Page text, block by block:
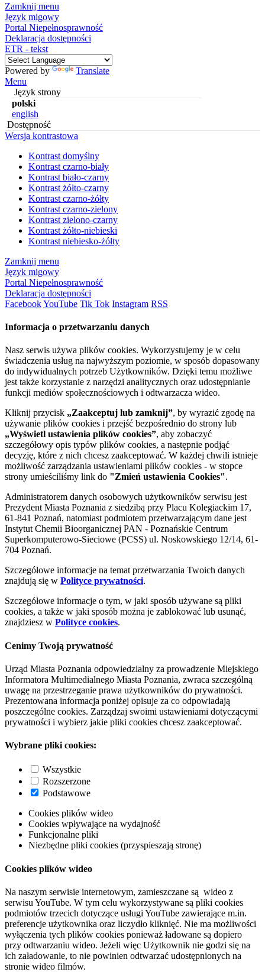
Zamknij menu
Język migowy
Portal Niepełnosprawność
Deklaracja dostępności
ETR - tekst
Powered by
Translate
Menu
Język strony
polski
english
Dostępność
Wersja kontrastowa
Kontrast domyślny
Kontrast czarno-biały
Kontrast biało-czarny
Kontrast żółto-czarny
Kontrast czarno-żółty
Kontrast czarno-zielony
Kontrast zielono-czarny
Kontrast żółto-niebieski
Kontrast niebiesko-żółty
Zamknij menu
Język migowy
Portal Niepełnosprawność
Deklaracja dostępności
FacebookYouTube Tik Tok Instagram RSS
Informacja o przetwarzaniu danych
Nasz serwis używa plików cookies. Wykorzystujemy je w celu
świadczenia usług na najwyższym poziomie, w sposób dopasowany
do indywidualnych potrzeb Użytkowników. Dzięki temu możliwe
jest także korzystanie z narzędzi analitycznych oraz udostępnianie
funkcji mediów społecznościowych i odtwarzacza wideo.
Kliknij przycisk „Zaakceptuj lub zamknij”, by wyrazić zgodę na
używanie plików cookies i przejść bezpośrednio do strony lub
„Wyświetl ustawienia plików cookies”, aby zobaczyć
szczegółowy opis typów plików cookies, a następnie podjąć
decyzję, które z nich chcesz zaakceptować. W każdej chwili istnieje
możliwość zarządzania ustawieniami plików cookies - w stopce
strony umieściliśmy link do "Zmień ustawienia Cookies".
Administratorem danych osobowych użytkowników serwisu jest
Prezydent Miasta Poznania z siedzibą przy Placu Kolegiackim 17,
61-841 Poznań, natomiast podmiotem przetwarzającym dane jest
Instytut Chemii Bioorganicznej PAN - Poznańskie Centrum
Superkomputerowo-Sieciowe (PCSS) ul. Noskowskiego 12/14, 61-
704 Poznań.
Szczegółowe informacje na temat przetwarzania Twoich danych
znajdują się w Polityce prywatności.
Szczegółowe informacje o tym, w jaki sposób używane są pliki
cookies, a także w jaki sposób można je zablokować lub usunąć,
znajdziesz w Polityce cookies.
Cenimy Twoją prywatność
Urząd Miasta Poznania odpowiedzialny za prowadzenie Miejskiego
Informatora Multimedialnego Miasta Poznania, zwraca szczególną
uwagę na przestrzeganie prawa użytkowników do prywatności.
Prezentowana informacja poniżej opisuje za co odpowiadają
poszczególne cookies. Zarządzaj swoimi ustawieniami dotyczącymi
prywatności i wybierz jakie pliki cookies chcesz zaakceptować.
Wybrane pliki cookies:
Wszystkie
Rozszerzone
Podstawowe
Cookies plików wideo
Cookies wpływające na wydajność
Funkcjonalne pliki
Niezbędne pliki cookies (przyspieszają stronę)
Cookies plików wideo
Na naszym serwisie internetowym, zamieszczane są wideo z
serwisu YouTube. W tym celu wykorzystywane są pliki cookies
podmiotów trzecich dotyczące usługi YouTube zawierające m.in.
preferencje użytkownika oraz liczydło kliknięć. Nie ma możliwości
wyłączenia tych plików cookies ponieważ ładowane są dopiero
przy odtwarzaniu wideo. Jeżeli więc Użytkownik nie godzi się na
ich załadowanie, to nie powinien odtwarzać udostępnionych na
stronie wideo filmów.